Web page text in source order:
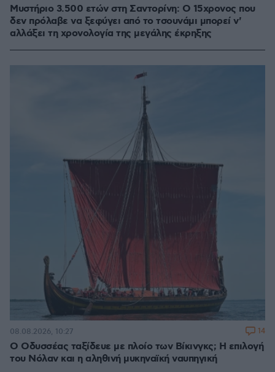
Μυστήριο 3.500 ετών στη Σαντορίνη: Ο 15χρονος που
δεν πρόλαβε να ξεφύγει από το τσουνάμι μπορεί ν'
αλλάξει τη χρονολογία της μεγάλης έκρηξης
Ο Οδυσσέας ταξίδευε με πλοίο των Βίκινγκς; Η επιλογή
του Νόλαν και η αληθινή μυκηναϊκή ναυπηγική
08.08.2026, 10:27 14